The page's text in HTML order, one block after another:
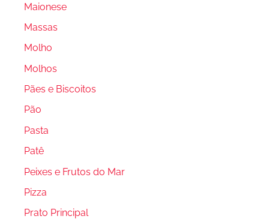
Maionese
Massas
Molho
Molhos
Pães e Biscoitos
Pão
Pasta
Patê
Peixes e Frutos do Mar
Pizza
Prato Principal